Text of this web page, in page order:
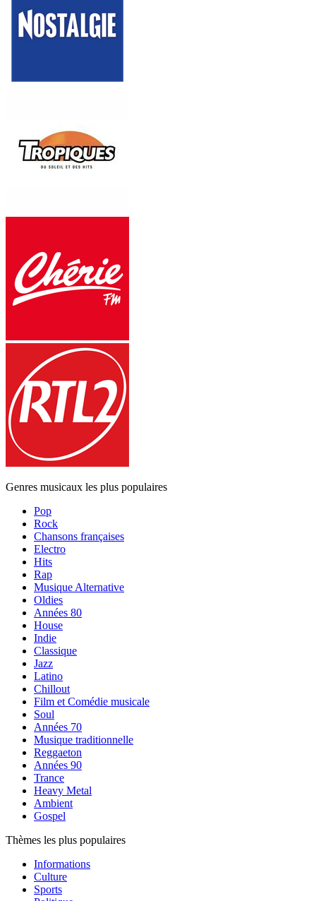
Genres musicaux les plus populaires
Pop
Rock
Chansons françaises
Electro
Hits
Rap
Musique Alternative
Oldies
Années 80
House
Indie
Classique
Jazz
Latino
Chillout
Film et Comédie musicale
Soul
Années 70
Musique traditionnelle
Reggaeton
Années 90
Trance
Heavy Metal
Ambient
Gospel
Thèmes les plus populaires
Informations
Culture
Sports